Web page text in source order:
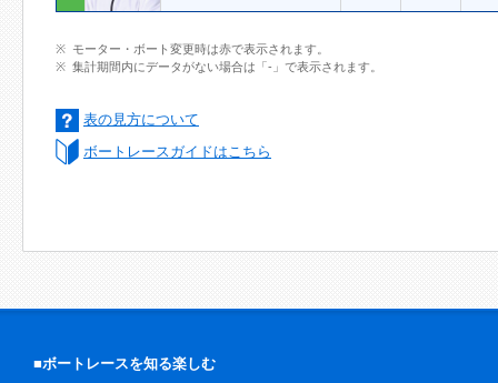
モーター・ボート変更時は赤で表示されます。
集計期間内にデータがない場合は「-」で表示されます。
表の見方について
ボートレースガイドはこちら
■ボートレースを知る楽しむ